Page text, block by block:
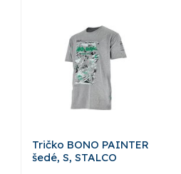
Tričko BONO PAINTER
šedé, S, STALCO